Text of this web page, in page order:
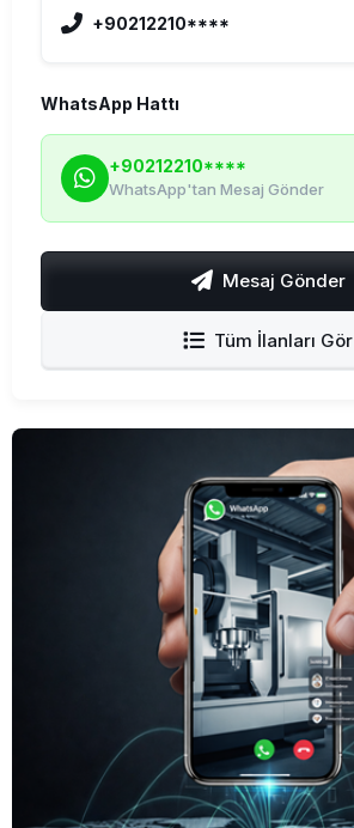
+90212210****
WhatsApp Hattı
+90212210****
WhatsApp'tan Mesaj Gönder
Mesaj Gönder
Tüm İlanları Gör